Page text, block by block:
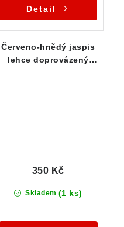
Detail
Červeno-hnědý jaspis
lehce doprovázený
Skladem (1 ks)
350 Kč